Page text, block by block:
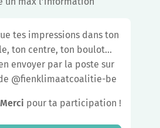
tes impressions dans ton
ton centre, ton boulot…
envoyer par la poste sur
@fienklimaatcoalitie-be
Merci pour ta participation !